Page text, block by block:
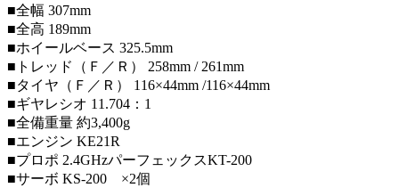
■全幅 307mm
■全高 189mm
■ホイールベース 325.5mm
■トレッド（Ｆ／Ｒ） 258mm / 261mm
■タイヤ（Ｆ／Ｒ） 116×44mm /116×44mm
■ギヤレシオ 11.704：1
■全備重量 約3,400g
■エンジン KE21R
■プロポ 2.4GHzパーフェックスKT-200
■サーボ KS-200 ×2個